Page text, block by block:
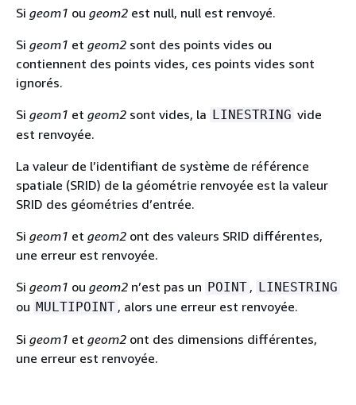
Si geom1 ou geom2 est null, null est renvoyé.
Si geom1 et geom2 sont des points vides ou
contiennent des points vides, ces points vides sont
ignorés.
Si geom1 et geom2 sont vides, la LINESTRING vide
est renvoyée.
La valeur de l’identifiant de système de référence
spatiale (SRID) de la géométrie renvoyée est la valeur
SRID des géométries d’entrée.
Si geom1 et geom2 ont des valeurs SRID différentes,
une erreur est renvoyée.
Si geom1 ou geom2 n’est pas un POINT , LINESTRING
ou MULTIPOINT , alors une erreur est renvoyée.
Si geom1 et geom2 ont des dimensions différentes,
une erreur est renvoyée.